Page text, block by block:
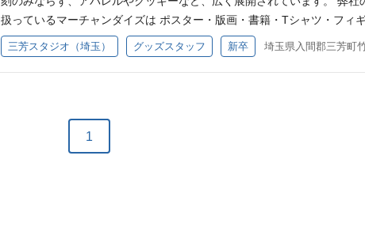
経験者 ・美容部員やカフェスタッフ ・ホスピタリティーを大事にされて
したい、グローバルな環境で働きたい方も大歓迎！ カイカイキキの世界
募ください。
扱っているマーチャンダイズは ポスター・版画・書籍・Tシャツ・フィ
貨など多岐に渡り、 村上隆オフィシャルグッズ、ECサイト、カイカイキ
「Zingaro」の希少商品の取り扱いをしています。 購入した商品を心待ち
寧な仕事で世界中にお届けする大切なお仕事です。 目標をもって努力し
納品整理収納作業・ 棚卸し 求めるスキルと人物像 【求めるスキル】 ・
度のPCスキルをお持ちの方 【求める人物像】 ・責任感をもって仕事に
三芳スタジオ（埼玉） グッズスタッフ 新卒 埼玉県入間郡三芳町
1